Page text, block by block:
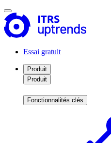
Essai gratuit
Produit
Produit
Fonctionnalités clés